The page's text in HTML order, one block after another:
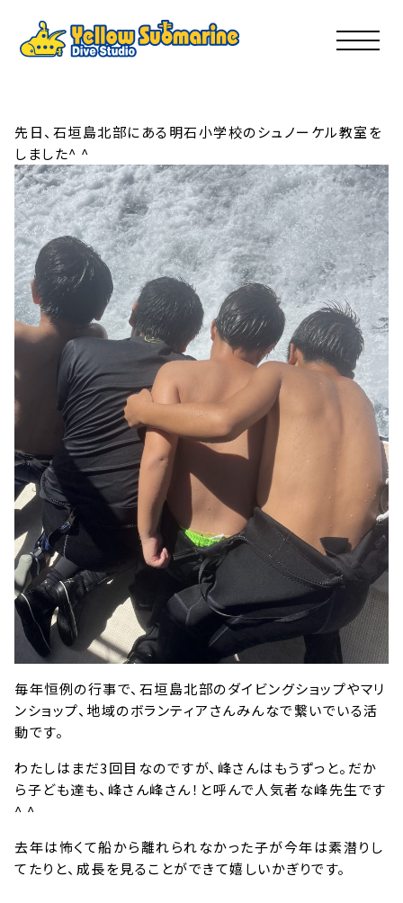
2025年06月12日
6月12日のイエサブ
先日、石垣島北部にある明石小学校のシュノーケル教室を
しました^ ^
毎年恒例の行事で、石垣島北部のダイビングショップやマリ
ンショップ、地域のボランティアさんみんなで繋いでいる活
動です。
わたしはまだ3回目なのですが、峰さんはもうずっと。だか
ら子ども達も、峰さん峰さん！と呼んで人気者な峰先生です
^ ^
去年は怖くて船から離れられなかった子が今年は素潜りし
てたりと、成長を見ることができて嬉しいかぎりです。